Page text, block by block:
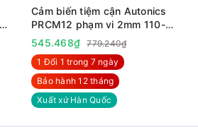
Cảm biến tiệm cận Autonics
PRCM12 phạm vi 2mm 110-
220VAC
545.468₫
779.240₫
1 Đổi 1 trong 7 ngày
Bảo hành 12 tháng
Xuất xứ Hàn Quốc